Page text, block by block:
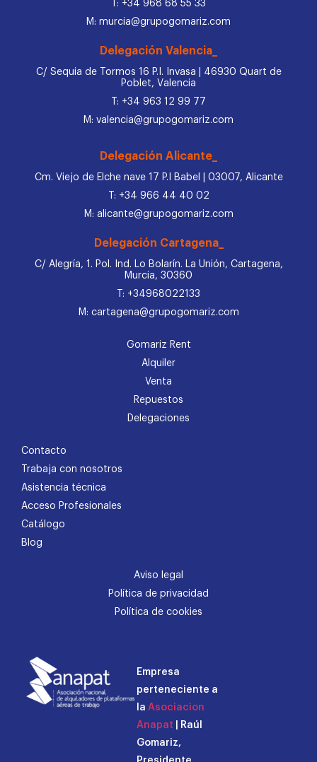
T: +34 968 68 55 33
M: murcia@grupogomariz.com
Delegación Valencia_
C/ Sequia de Tormos 16 P.I. Invasa | 46930 Quart de
Poblet, Valencia
T: +34 963 12 99 77
M: valencia@grupogomariz.com
Delegación Alicante_
Cm. Viejo de Elche nave 17 P.I Babel | 03007, Alicante
T: +34 966 44 40 02
M: alicante@grupogomariz.com
Delegación Cartagena_
C/ Alegría, 1. Pol. Ind. Lo Bolarín. La Unión, Cartagena,
Murcia, 30360
T: +34968022133
M: cartagena@grupogomariz.com
Gomariz Rent
Alquiler
Venta
Repuestos
Delegaciones
Contacto
Trabaja con nosotros
Asistencia técnica
Acceso Profesionales
Catálogo
Blog
Aviso legal
Política de privacidad
Política de cookies
Empresa
perteneciente a
la Asociacion
Anapat | Raúl
Gomariz,